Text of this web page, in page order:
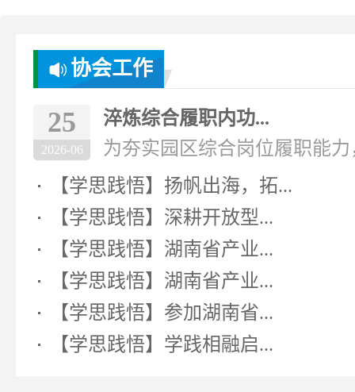
协会工作
25
2026-06
淬炼综合履职内功...
为夯实园区综合岗位履职能力
【学思践悟】扬帆出海，拓...
【学思践悟】深耕开放型...
【学思践悟】湖南省产业...
【学思践悟】湖南省产业...
【学思践悟】参加湖南省...
【学思践悟】学践相融启...